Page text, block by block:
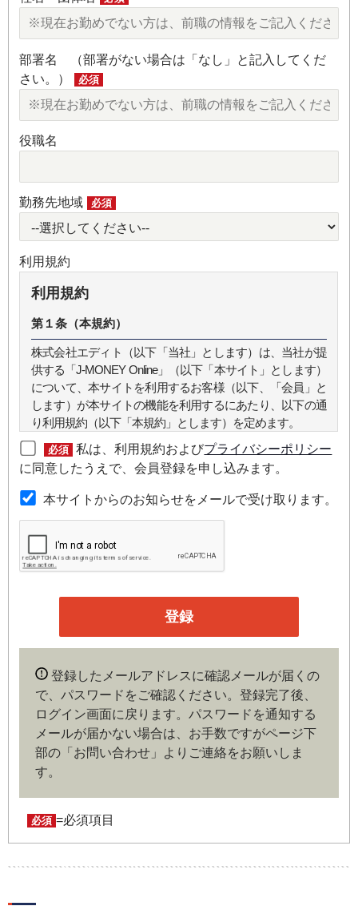
部署名 （部署がない場合は「なし」と記入してくだ
さい。）
必須
役職名
勤務先地域 必須
利用規約
利用規約
第１条（本規約）
株式会社エディト（以下「当社」とします）は、当社が提
供する「J-MONEY Online」（以下「本サイト」とします）
について、本サイトを利用するお客様（以下、「会員」と
します）が本サイトの機能を利用するにあたり、以下の通
り利用規約（以下「本規約」とします）を定めます。
第２条（本規約の範囲）
本規約は本サイトが提供するサービスについて規定したも
のです。
第３条（会員）
本サイトの会員は、機関投資家や金融機関の役職員、事業
企業や官公庁、研究機関などの役職員、もしくは専門家の
いずれかに該当していることを条件とし、登録の申し込み
を行うには、当社が入会を承諾した時点で、本会員規約の
の内容がある場合や本規約に違反するおそれがある場合に
は、当社は会員登録を拒否もしくは抹消することができま
す。
第４条（ユーザー名とパスワードの管理）
ユーザー名およびパスワードの利用、管理は会員の自己責
任において行うものとします。会員は、ユーザー名および
パスワードの第三者への漏洩、利用許諾、貸与、譲渡、名
用によって生じた損害の責任は、会員が負うものとし、当
必須 私は、利用規約およびプライバシーポリシー
に同意したうえで、会員登録を申し込みます。
本サイトからのお知らせをメールで受け取ります。
登録したメールアドレスに確認メールが届くの
で、パスワードをご確認ください。登録完了後、
ログイン画面に戻ります。パスワードを通知する
メールが届かない場合は、お手数ですがページ下
部の「お問い合わせ」よりご連絡をお願いしま
す。
必須 =必須項目